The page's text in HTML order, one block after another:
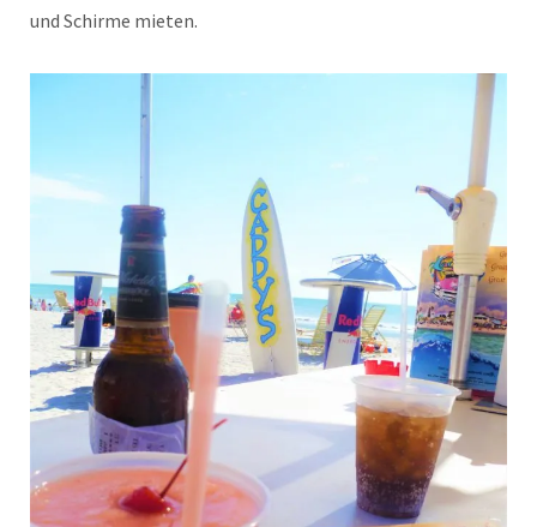
und Schirme mieten.